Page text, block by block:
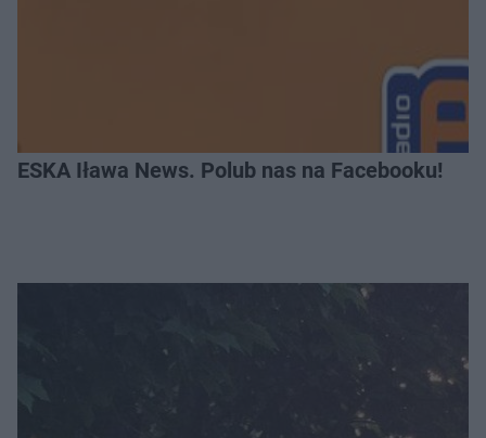
ESKA Iława News. Polub nas na Facebooku!